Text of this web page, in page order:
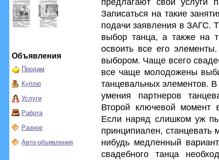
Объявления
Продам
Куплю
Услуги
Работа
Разное
Авто-объявления
Записаться на такие
подачи заявления в ЗАГС.
выбор танца, а также на
освоить все его
выбором. Чаще всего
все чаще молодожены
танцевальных элементов.
умения партнеров
Второй ключевой момент
Если наряд слишком уж
принципиален,
нибудь медленный
свадебного танца